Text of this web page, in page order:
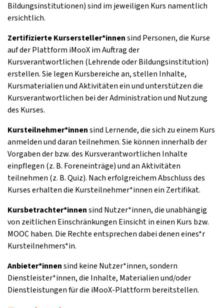
Bildungsinstitutionen) sind im jeweiligen Kurs namentlich
ersichtlich.
Zertifizierte Kursersteller*innensind Personen, die Kurse
auf der Plattform iMooX im Auftrag der
Kursverantwortlichen (Lehrende oder Bildungsinstitution)
erstellen. Sie legen Kursbereiche an, stellen Inhalte,
Kursmaterialien und Aktivitäten ein und unterstützen die
Kursverantwortlichen bei der Administration und Nutzung
des Kurses.
Kursteilnehmer*innensind Lernende, die sich zu einem Kurs
anmelden und daran teilnehmen. Sie können innerhalb der
Vorgaben der bzw. des Kursverantwortlichen Inhalte
einpflegen (z. B. Foreneinträge) und an Aktivitäten
teilnehmen (z. B. Quiz). Nach erfolgreichem Abschluss des
Kurses erhalten die Kursteilnehmer*innen ein Zertifikat.
Kursbetrachter*innensind Nutzer*innen, die unabhängig
von zeitlichen Einschränkungen Einsicht in einen Kurs bzw.
MOOC haben. Die Rechte entsprechen dabei denen eines*r
Kursteilnehmers*in.
Anbieter*innensind keine Nutzer*innen, sondern
Dienstleister*innen, die Inhalte, Materialien und/oder
Dienstleistungen für die iMooX-Plattform bereitstellen.